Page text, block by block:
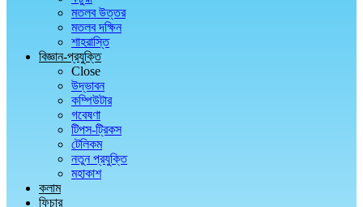
মতলব উত্তর
মতলব দক্ষিন
শাহরাস্তি
বিজ্ঞান-প্রযুক্তি
Close
উদ্ভাবন
কম্পিউটার
গবেষণা
টিপস-ট্রিকস
টেলিকম
নতুন প্রযুক্তি
মহাকাশ
কলাম
ফিচার